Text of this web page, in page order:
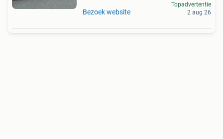
Bezoek website
Topadvertentie
2 aug 26